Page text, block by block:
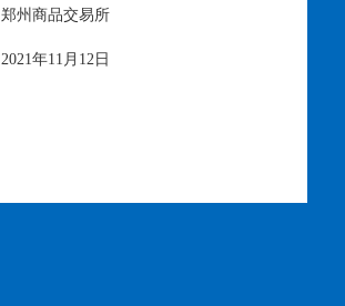
郑州商品交易所
2021年11月12日